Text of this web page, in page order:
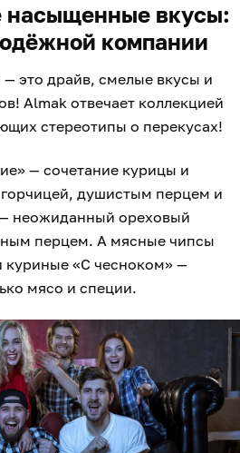
насыщенные вкусы:
компании
это драйв, смелые вкусы и
Almak отвечает коллекцией
стереотипы о перекусах!
— сочетание курицы и
душистым перцем и
неожиданный ореховый
перцем. А мясные чипсы
куриные «С чесноком» —
мясо и специи.